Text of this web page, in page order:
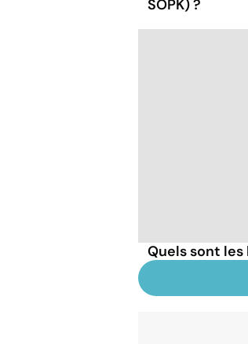
SOPK) ?
Quels sont